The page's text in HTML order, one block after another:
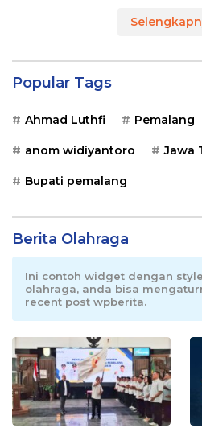
Popular Tags
Ahmad Luthfi Pemalang
anom widiyantoro Jawa
Bupati pemalang
Berita Olahraga
Ini contoh widget dengan
olahraga, anda bisa
recent post wpberita.